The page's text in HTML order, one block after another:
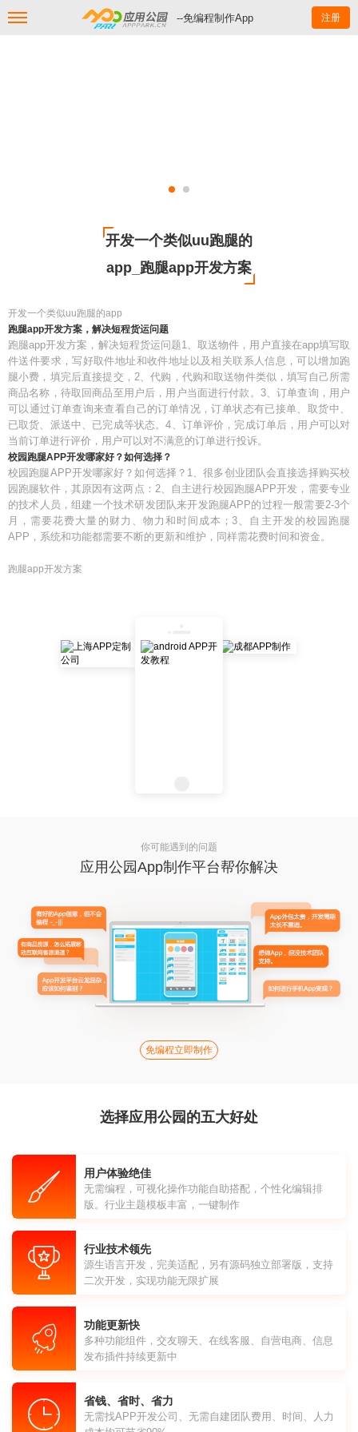
--免编程制作App 注册
开发一个类似uu跑腿的
app_跑腿app开发方案
开发一个类似uu跑腿的app
跑腿app开发方案，解决短程货运问题
跑腿app开发方案，解决短程货运问题1、取送物件，用户直接在app填写取
件送件要求，写好取件地址和收件地址以及相关联系人信息，可以增加跑
腿小费，填完后直接提交，2、代购，代购和取送物件类似，填写自己所需
商品名称，待取回商品至用户后，用户当面进行付款。3、订单查询，用户
可以通过订单查询来查看自己的订单情况，订单状态有已接单、取货中、
已取货、派送中、已完成等状态。4、订单评价，完成订单后，用户可以对
当前订单进行评价，用户可以对不满意的订单进行投诉。
校园跑腿APP开发哪家好？如何选择？
校园跑腿APP开发哪家好？如何选择？1、很多创业团队会直接选择购买校
园跑腿软件，其原因有这两点：2、自主进行校园跑腿APP开发，需要专业
的技术人员，组建一个技术研发团队来开发跑腿APP的过程一般需要2-3个
月，需要花费大量的财力、物力和时间成本；3、自主开发的校园跑腿
APP，系统和功能都需要不断的更新和维护，同样需花费时间和资金。
跑腿app开发方案
你可能遇到的问题
应用公园App制作平台帮你解决
免编程立即制作
选择应用公园的五大好处
用户体验绝佳
无需编程，可视化操作功能自助搭配，个性化编辑排
版。行业主题模板丰富，一键制作
行业技术领先
源生语言开发，完美适配，另有源码独立部署版，支持
二次开发，实现功能无限扩展
功能更新快
多种功能组件，交友聊天、在线客服、自营电商、信息
发布插件持续更新中
省钱、省时、省力
无需找APP开发公司、无需自建团队费用、时间、人力